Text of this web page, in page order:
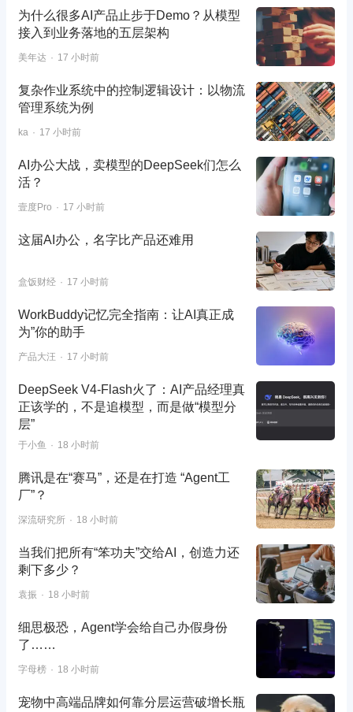
为什么很多AI产品止步于Demo？从模型
接入到业务落地的五层架构
美年达 17 小时前
复杂作业系统中的控制逻辑设计：以物流
管理系统为例
ka 17 小时前
AI办公大战，卖模型的DeepSeek们怎么
活？
壹度Pro 17 小时前
这届AI办公，名字比产品还难用
盒饭财经 17 小时前
WorkBuddy记忆完全指南：让AI真正成
为”你的助手
产品大汪 17 小时前
DeepSeek V4-Flash火了：AI产品经理真
正该学的，不是追模型，而是做“模型分
层”
于小鱼 18 小时前
腾讯是在“赛马”，还是在打造 “Agent工
厂”？
深流研究所 18 小时前
当我们把所有“笨功夫”交给AI，创造力还
剩下多少？
袁振 18 小时前
细思极恐，Agent学会给自己办假身份
了……
字母榜 18 小时前
宠物中高端品牌如何靠分层运营破增长瓶